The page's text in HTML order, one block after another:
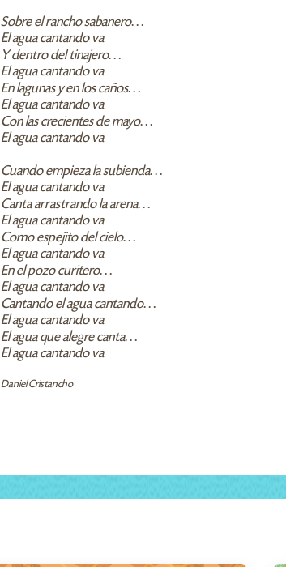
Sobre el rancho sabanero…
El agua cantando va
Y dentro del tinajero…
El agua cantando va
En lagunas y en los caños…
El agua cantando va
Con las crecientes de mayo…
El agua cantando va
Cuando empieza la subienda…
El agua cantando va
Canta arrastrando la arena…
El agua cantando va
Como espejito del cielo…
El agua cantando va
En el pozo curitero…
El agua cantando va
Cantando el agua cantando…
El agua cantando va
El agua que alegre canta…
El agua cantando va
Daniel Cristancho